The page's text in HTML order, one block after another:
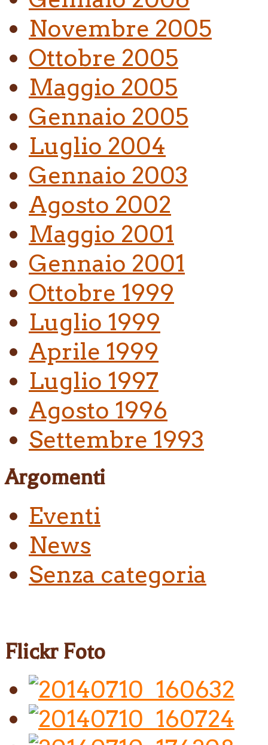
Novembre 2005
Ottobre 2005
Maggio 2005
Gennaio 2005
Luglio 2004
Gennaio 2003
Agosto 2002
Maggio 2001
Gennaio 2001
Ottobre 1999
Luglio 1999
Aprile 1999
Luglio 1997
Agosto 1996
Settembre 1993
Argomenti
Eventi
News
Senza categoria
Flickr Foto